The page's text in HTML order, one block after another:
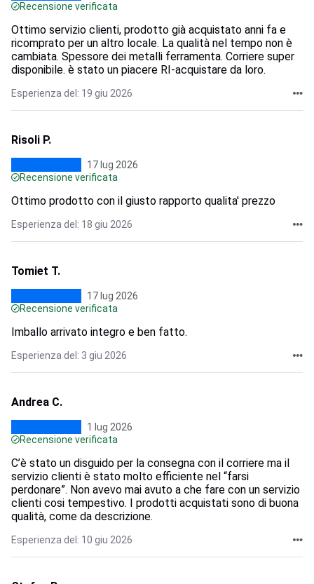
Recensione verificata
Ottimo servizio clienti, prodotto già acquistato anni fa e
ricomprato per un altro locale. La qualità nel tempo non è
cambiata. Spessore dei metalli ferramenta. Corriere super
disponibile. è stato un piacere RI-acquistare da loro.
Esperienza del: 19 giu 2026
Risoli P.
17 lug 2026
Recensione verificata
Ottimo prodotto con il giusto rapporto qualita' prezzo
Esperienza del: 18 giu 2026
Tomiet T.
17 lug 2026
Recensione verificata
Imballo arrivato integro e ben fatto.
Esperienza del: 3 giu 2026
Andrea C.
1 lug 2026
Recensione verificata
C’è stato un disguido per la consegna con il corriere ma il
servizio clienti è stato molto efficiente nel “farsi
perdonare”. Non avevo mai avuto a che fare con un servizio
clienti cosi tempestivo. I prodotti acquistati sono di buona
qualità, come da descrizione.
Esperienza del: 10 giu 2026